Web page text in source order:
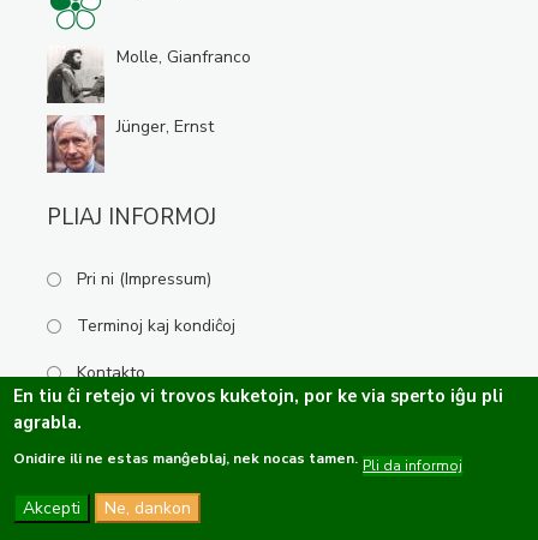
Molle, Gianfranco
Jünger, Ernst
PLIAJ INFORMOJ
Pri ni (Impressum)
Terminoj kaj kondiĉoj
Kontakto
Kopirajto ©2019-2026 Esperanta Kulturservo · Ĉiuj rajtoj rezervitaj.
Dizajno deOPTASY
En tiu ĉi retejo vi trovos kuketojn, por ke via sperto iĝu pli
agrabla.
Onidire ili ne estas manĝeblaj, nek nocas tamen. Pli da informoj
Akcepti Ne, dankon